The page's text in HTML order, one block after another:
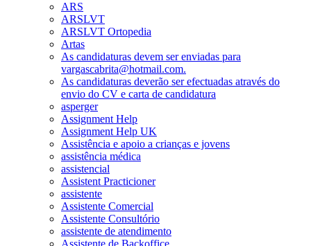
ARS
ARSLVT
ARSLVT Ortopedia
Artas
As candidaturas devem ser enviadas para
vargascabrita@hotmail.com.
As candidaturas deverão ser efectuadas através do
envio do CV e carta de candidatura
asperger
Assignment Help
Assignment Help UK
Assistência e apoio a crianças e jovens
assistência médica
assistencial
Assistent Practicioner
assistente
Assistente Comercial
Assistente Consultório
assistente de atendimento
Assistente de Backoffice